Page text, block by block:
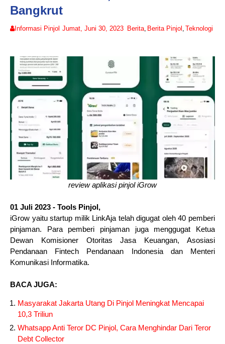
Bangkrut
Informasi Pinjol Jumat, Juni 30, 2023 Berita, Berita Pinjol , Teknologi
review aplikasi pinjol iGrow
01 Juli 2023 - Tools Pinjol,
iGrow yaitu startup milik LinkAja telah digugat oleh 40 pemberi
pinjaman. Para pemberi pinjaman juga menggugat Ketua
Dewan Komisioner Otoritas Jasa Keuangan, Asosiasi
Pendanaan Fintech Pendanaan Indonesia dan Menteri
Komunikasi Informatika.
BACA JUGA:
Masyarakat Jakarta Utang Di Pinjol Meningkat Mencapai
10,3 Triliun
Whatsapp Anti Teror DC Pinjol, Cara Menghindar Dari Teror
Debt Collector